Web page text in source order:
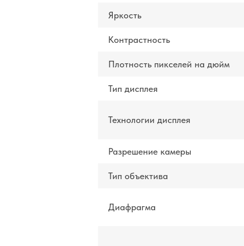
Яркость
Контрастность
Плотность пикселей на дюйм
Тип дисплея
Технологии дисплея
Разрешение камеры
Тип объектива
Диафрагма